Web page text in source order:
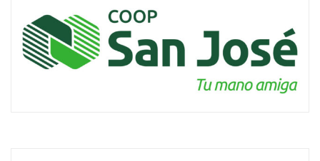
entradas